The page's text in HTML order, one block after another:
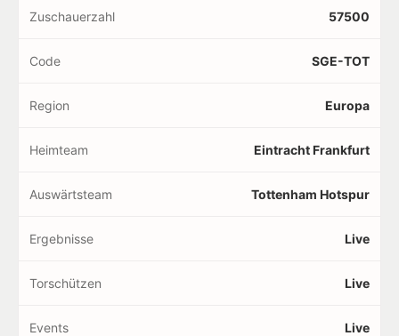
Zuschauerzahl 57500
Code SGE-TOT
Region Europa
Heimteam Eintracht Frankfurt
Auswärtsteam Tottenham Hotspur
Ergebnisse Live
Torschützen Live
Events Live